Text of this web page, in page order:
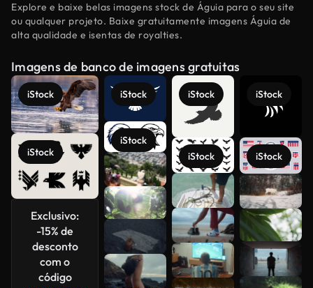
Explore e baixe belas imagens stock de Águia para o seu site
ou qualquer projeto. Baixe gratuitamente imagens Águia de
alta qualidade e isentas de royalties.
Imagens de banco de imagens gratuitas
iStock
iStock
Exclusivo:
-15% de
desconto
com o
código
iStock
iStock
iStock
iStock
iStock
iStock
Veja mais